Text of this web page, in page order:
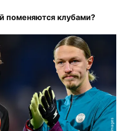
поменяются клубами?